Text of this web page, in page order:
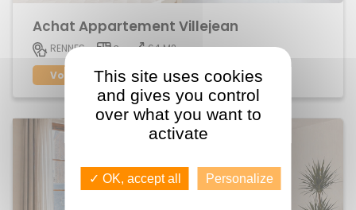
Achat Appartement Villejean
RENNES 3
64 M2
Voir le bienThis site uses cookies
and gives you control
over what you want to
activate
✓ OK, accept all Personalize